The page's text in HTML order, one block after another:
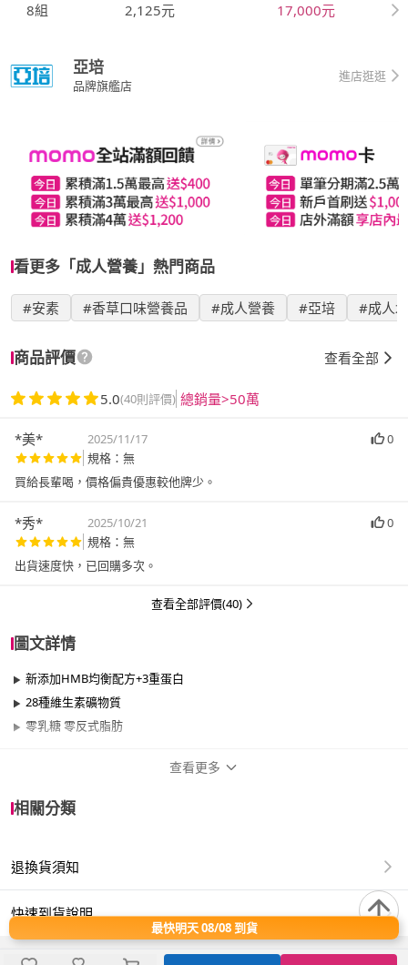
8組
2,125元 17,000元
亞培
品牌旗艦店
進店逛逛
看更多「成人營養」熱門商品
#安素 #香草口味營養品 #成人營養 #亞培 #成人
商品評價 查看全部
5.0(40則評價) 總銷量>50萬
*美* 2025/11/17
0
規格：無
買給長輩喝，價格偏貴優惠較他牌少。
*秀* 2025/10/21
0
規格：無
出貨速度快，已回購多次。
查看全部評價(40)
圖文詳情
新添加HMB均衡配方+3重蛋白
28種維生素礦物質
零乳糖 零反式脂肪
品牌系列
類型 飲品、可以管灌
對象與族群 男、女、成年、銀髮族
查看更多
相關分類
退換貨須知
快速到貨說明
最快明天 08/08 到貨